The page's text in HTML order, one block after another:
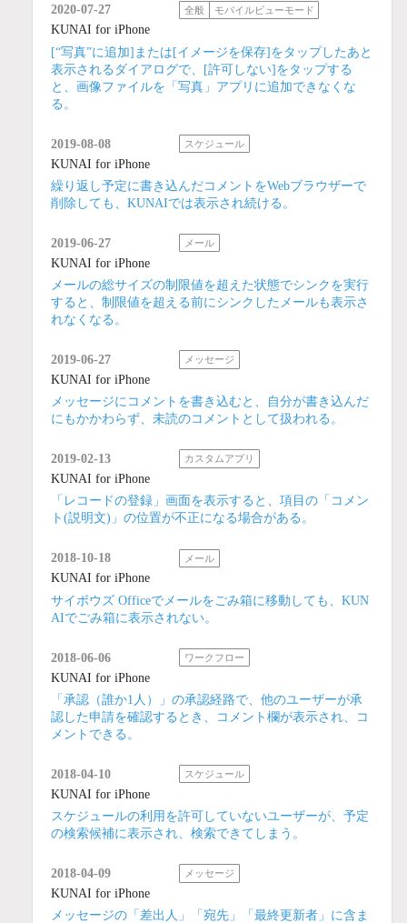
2020-07-27 全般 モバイルビューモード
KUNAI for iPhone
[“写真”に追加]または[イメージを保存]をタップしたあと
表示されるダイアログで、[許可しない]をタップする
と、画像ファイルを「写真」アプリに追加できなくな
る。
2019-08-08 スケジュール
KUNAI for iPhone
繰り返し予定に書き込んだコメントをWebブラウザーで
削除しても、KUNAIでは表示され続ける。
2019-06-27 メール
KUNAI for iPhone
メールの総サイズの制限値を超えた状態でシンクを実行
すると、制限値を超える前にシンクしたメールも表示さ
れなくなる。
2019-06-27 メッセージ
KUNAI for iPhone
メッセージにコメントを書き込むと、自分が書き込んだ
にもかかわらず、未読のコメントとして扱われる。
2019-02-13 カスタムアプリ
KUNAI for iPhone
「レコードの登録」画面を表示すると、項目の「コメン
ト(説明文)」の位置が不正になる場合がある。
2018-10-18 メール
KUNAI for iPhone
サイボウズ Officeでメールをごみ箱に移動しても、KUN
AIでごみ箱に表示されない。
2018-06-06 ワークフロー
KUNAI for iPhone
「承認（誰か1人）」の承認経路で、他のユーザーが承
認した申請を確認するとき、コメント欄が表示され、コ
メントできる。
2018-04-10 スケジュール
KUNAI for iPhone
スケジュールの利用を許可していないユーザーが、予定
の検索候補に表示され、検索できてしまう。
2018-04-09 メッセージ
KUNAI for iPhone
メッセージの「差出人」「宛先」「最終更新者」に含ま